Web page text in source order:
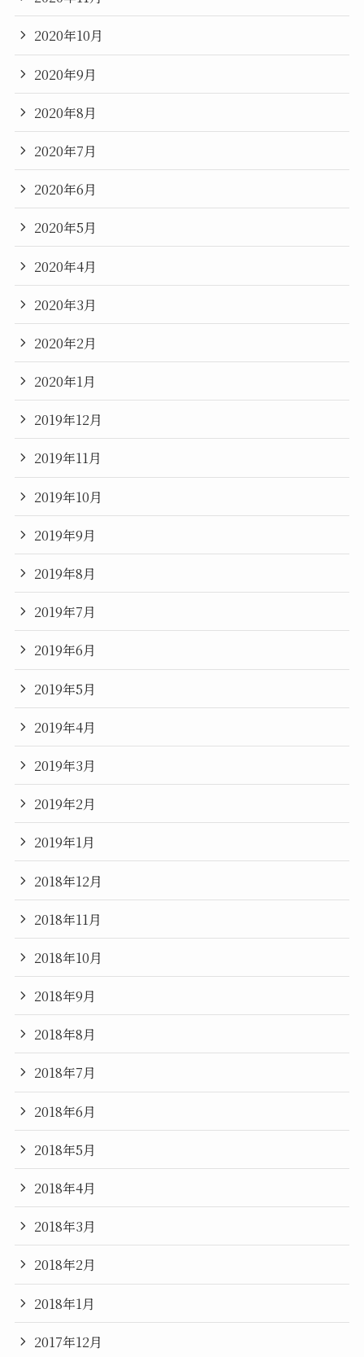
2020年10月
2020年9月
2020年8月
2020年7月
2020年6月
2020年5月
2020年4月
2020年3月
2020年2月
2020年1月
2019年12月
2019年11月
2019年10月
2019年9月
2019年8月
2019年7月
2019年6月
2019年5月
2019年4月
2019年3月
2019年2月
2019年1月
2018年12月
2018年11月
2018年10月
2018年9月
2018年8月
2018年7月
2018年6月
2018年5月
2018年4月
2018年3月
2018年2月
2018年1月
2017年12月